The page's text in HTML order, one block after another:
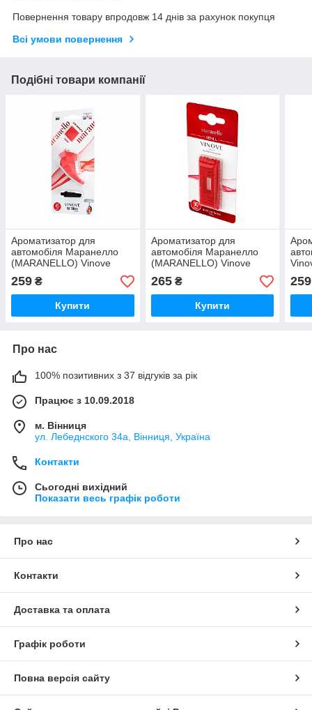
Повернення товару впродовж 14 днів за рахунок покупця
Всі умови повернення
Подібні товари компанії
Ароматизатор для
автомобіля Маранелло
(MARANELLO) Vinove
(кол. Нетро взуття)
259 ₴
Купити
Ароматизатор для
автомобіля Маранелло
(MARANELLO) Vinove
(запасний катридж)
265₴
Купити
259
Про нас
100% позитивних з 37 відгуків за рік
Працює з 10.09.2018
м. Вінниця
ул. Лебеднского 34а, Вінниця, Україна
Контакти
Сьогодні вихідний
Показати весь графік роботи
Про нас
Контакти
Доставка та оплата
Графік роботи
Повна версія сайту